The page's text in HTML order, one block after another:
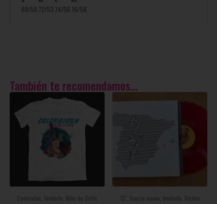
69/50 72/53 74/56 76/58
También te recomendamos…
Camisetas, limitada, Niño de Elche 12", Fuerza nueva, limitada, Vinilos